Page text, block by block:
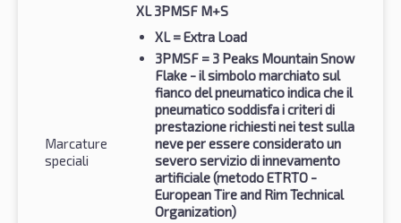
Marcature
speciali
XL 3PMSF M+S
XL= Extra Load
3PMSF = 3 Peaks Mountain Snow
Flake - il simbolo marchiato sul
fianco del pneumatico indica che il
pneumatico soddisfa i criteri di
prestazione richiesti nei test sulla
neve per essere considerato un
severo servizio di innevamento
artificiale (metodo ETRTO -
European Tire and Rim Technical
Organization)